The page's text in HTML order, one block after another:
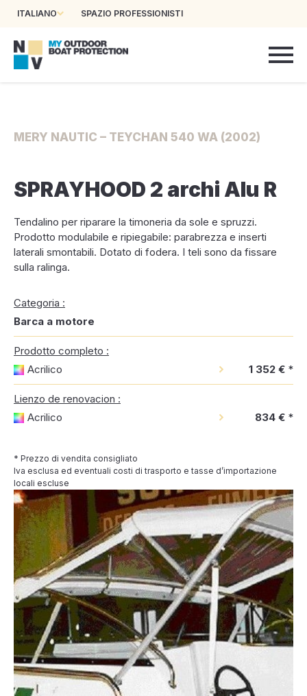
ITALIANO SPAZIO PROFESSIONISTI
MERY NAUTIC – TEYCHAN 540 WA (2002)
SPRAYHOOD 2 archi Alu R
Tendalino per riparare la timoneria da sole e spruzzi.
Prodotto modulabile e ripiegabile: parabrezza e inserti
laterali smontabili. Dotato di fodera. I teli sono da fissare
sulla ralinga.
Categoria :
Barca a motore
Prodotto completo :
Acrilico
1 352 € *
Lienzo de renovacion :
Acrilico
834 € *
* Prezzo di vendita consigliato
Iva esclusa ed eventuali costi di trasporto e tasse d’importazione
locali escluse